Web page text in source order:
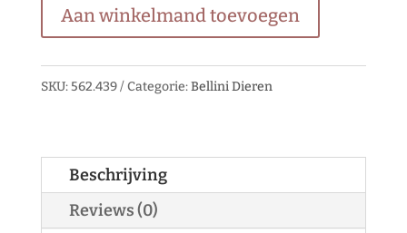
bedel
Aan winkelmand toevoegen
SKU:562.439 Categorie:Bellini Dieren
Beschrijving
Reviews (0)